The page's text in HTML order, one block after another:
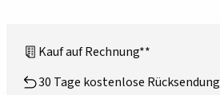
Kauf auf Rechnung**
30 Tage kostenlose Rücksendung